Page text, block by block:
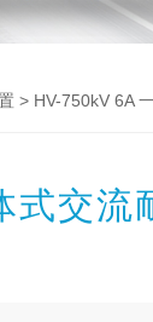
> HV-750kV 6A
式交流